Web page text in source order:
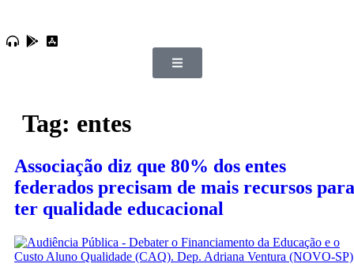
Tag: entes
Associação diz que 80% dos entes
federados precisam de mais recursos para
ter qualidade educacional